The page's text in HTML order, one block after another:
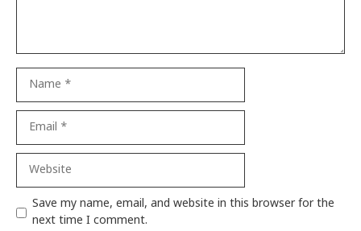
Website
Save my name, email, and website in this browser for the
next time I comment.